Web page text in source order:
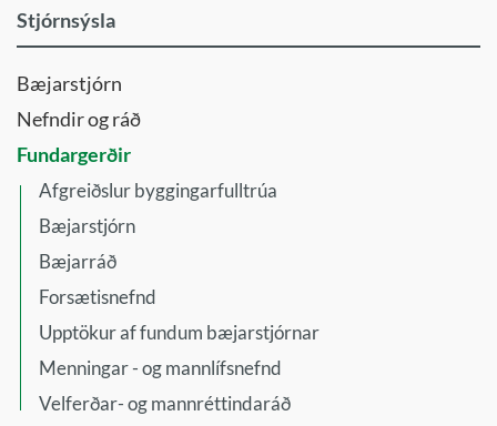
Stjórnsýsla
Bæjarstjórn
Nefndir og ráð
Fundargerðir
Afgreiðslur byggingarfulltrúa
Bæjarstjórn
Bæjarráð
Forsætisnefnd
Upptökur af fundum bæjarstjórnar
Menningar - og mannlífsnefnd
Velferðar- og mannréttindaráð